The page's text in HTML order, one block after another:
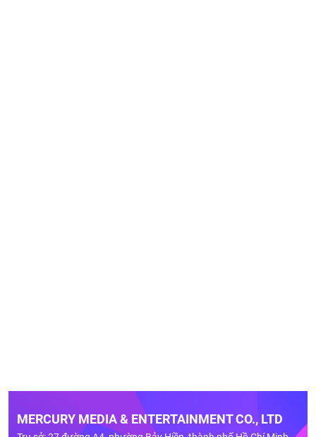
MERCURY MEDIA & ENTERTAINMENT CO., LTD